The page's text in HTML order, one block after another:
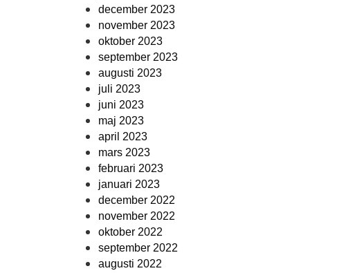
december 2023
november 2023
oktober 2023
september 2023
augusti 2023
juli 2023
juni 2023
maj 2023
april 2023
mars 2023
februari 2023
januari 2023
december 2022
november 2022
oktober 2022
september 2022
augusti 2022